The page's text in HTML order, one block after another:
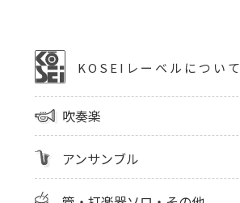
KOSEIレーベルについて
吹奏楽
アンサンブル